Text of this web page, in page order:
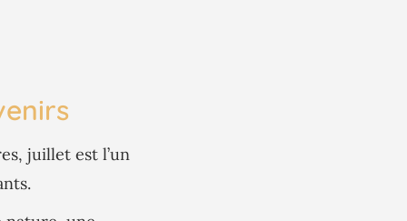
juillet est l’un